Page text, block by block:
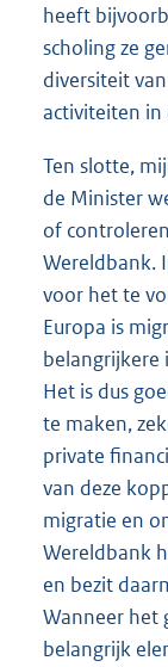
heeft
scholing ze
diversiteit
activiteiten in
Ten slotte,
de Minister
of
Wereldbank.
voor het te
Europa is
belangrijkere
Het is dus
te maken,
private
van deze
migratie en
Wereldbank
en bezit
Wanneer het
belangrijk